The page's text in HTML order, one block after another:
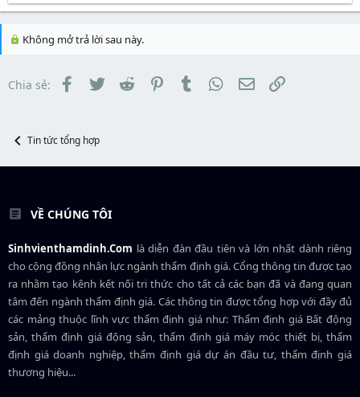
a
e
ầ
r
a
d
a
r
à
ầ
Không mở trả lời sau này.
Chia sẻ: Facebook
TwitterReddit PinterestTumblr WhatsApp
EmailLink
Tin tức tổng hợp
VỀ CHÚNG TÔI
Sinhvienthamdinh.Com là diễn đàn đầu tiên và lớn nhất dành riêng
cho cộng đồng nhân lực ngànhthẩm định giá. Cổng thông tin được tạo
ra nhằm tạo kênh kết nối tri thức cho tất cả các bạn đã và đang quan
tâm đến ngành thẩm định giá. Các thông tin được tổng hợp với đầy đủ
các mảng thuộc lĩnh vực thẩm định giá như: Thẩm định giá Bất động
sản, thẩm định giá động sản, thẩm định giá máy móc thiết bị, thẩm
định giá doanh nghiệp, thẩm định giá dự án đầu tư, thẩm định giá
thương hiệu...